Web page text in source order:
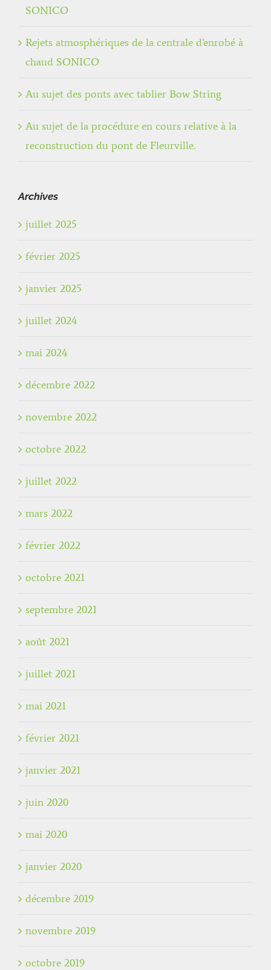
SONICO
Rejets atmosphériques de la centrale d’enrobé à
chaud SONICO
Au sujet des ponts avec tablier Bow String
Au sujet de la procédure en cours relative à la
reconstruction du pont de Fleurville.
Archives
juillet 2025
février 2025
janvier 2025
juillet 2024
mai 2024
décembre 2022
novembre 2022
octobre 2022
juillet 2022
mars 2022
février 2022
octobre 2021
septembre 2021
août 2021
juillet 2021
mai 2021
février 2021
janvier 2021
juin 2020
mai 2020
janvier 2020
décembre 2019
novembre 2019
octobre 2019